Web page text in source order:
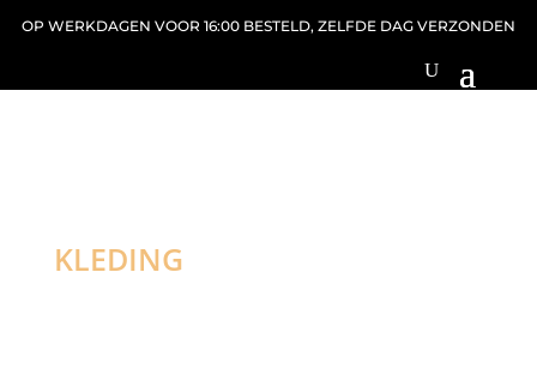
OP WERKDAGEN VOOR 16:00 BESTELD, ZELFDE DAG VERZONDEN
KLEDING